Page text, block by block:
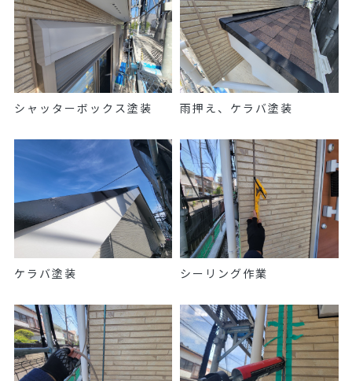
シャッターボックス塗装 雨押え、ケラバ塗装
ケラバ塗装 シーリング作業